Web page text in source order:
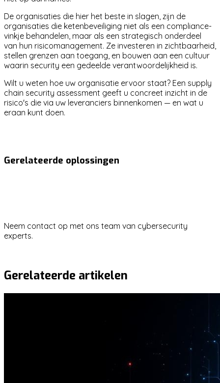
De organisaties die hier het beste in slagen, zijn de
organisaties die ketenbeveiliging niet als een compliance-
vinkje behandelen, maar als een strategisch onderdeel
van hun risicomanagement. Ze investeren in zichtbaarheid,
stellen grenzen aan toegang, en bouwen aan een cultuur
waarin security een gedeelde verantwoordelijkheid is.
Wilt u weten hoe uw organisatie ervoor staat? Een supply
chain security assessment geeft u concreet inzicht in de
risico's die via uw leveranciers binnenkomen — en wat u
eraan kunt doen.
Gerelateerde oplossingen
Neem contact op met ons team van cybersecurity
experts.
Gerelateerde artikelen